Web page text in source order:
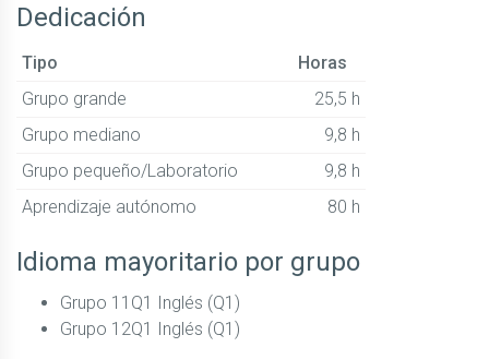
Dedicación
Tipo
Horas
Grupo grande
25,5 h
Grupo mediano
9,8 h
Grupo pequeño/Laboratorio
9,8 h
Aprendizaje autónomo
80 h
Idioma mayoritario por grupo
Grupo 11Q1 Inglés (Q1)
Grupo 12Q1 Inglés (Q1)